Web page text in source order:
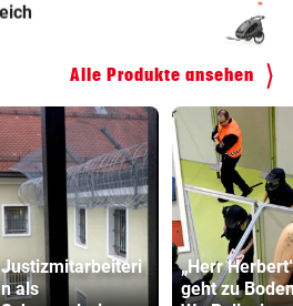
Alle Produkte ansehen
Justizmitarbeiteri
n als
„Herr
geht zu